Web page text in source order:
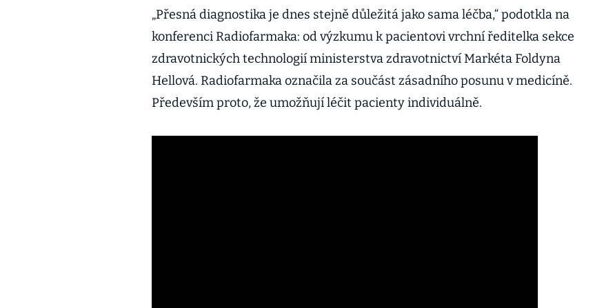
„Přesná diagnostika je dnes stejně důležitá jako sama léčba,“ podotkla na
konferenci Radiofarmaka: od výzkumu k pacientovi vrchní ředitelka sekce
zdravotnických technologií ministerstva zdravotnictví Markéta Foldyna
Hellová. Radiofarmaka označila za součást zásadního posunu v medicíně.
Především proto, že umožňují léčit pacienty individuálně.